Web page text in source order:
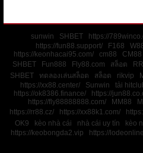
sunwin SHBET https://
https://fun88.support/
F168
https://keonhacai95.com/
cm88 CM88
SHBET
Fun888 Fly88.com สล็อต
SHBET
ทดลองเล่นสล็อต สล็อต rikvip
https://xx88.center/
Sunwin tải
https://ok8386.finance/
https://
https://fly88888888.com/
MM88
https://rr88.cz/
https://xx88k1.com/
OK9
kèo nhà cái nhà cái uy tín kèo
https://keobongda2.vip
https://